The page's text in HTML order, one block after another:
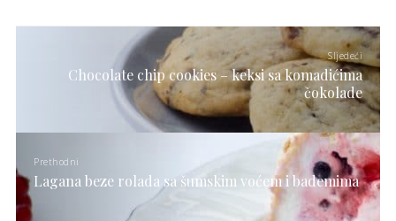
Sljedeći
Chocolate chip cookies – keksi sa komadićima
čokolade
Prethodni
Lagana beze rolada sa šumskim voćem i bademima